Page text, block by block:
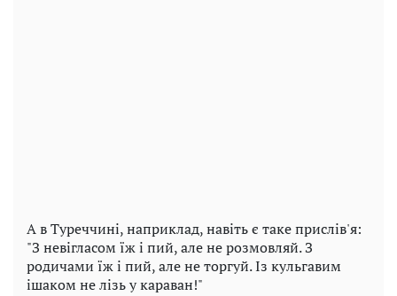
А в Туреччині, наприклад, навіть є таке прислів'я:
"З невігласом їж і пий, але не розмовляй. З
родичами їж і пий, але не торгуй. Із кульгавим
ішаком не лізь у караван!"